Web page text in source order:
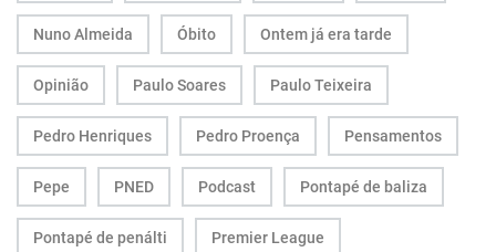
Nuno Almeida Óbito Ontem já era tarde
Opinião Paulo Soares Paulo Teixeira
Pedro Henriques Pedro Proença Pensamentos
Pepe PNED Podcast Pontapé de baliza
Pontapé de penálti Premier League